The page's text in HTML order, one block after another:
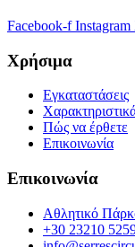
Facebook-f Instagram
Χρήσιμα
Εγκαταστάσεις
Πώς να έρθετε
Επικοινωνία
Επικοινωνία
Αθλητικό
+30 23210